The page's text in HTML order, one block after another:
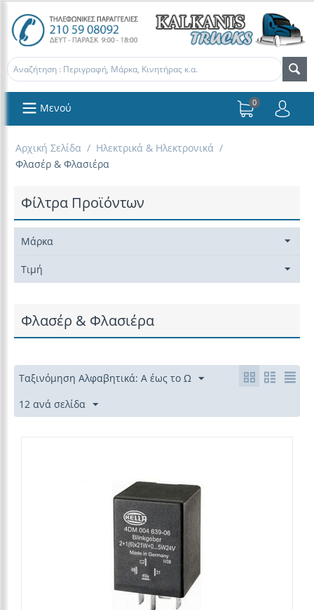
Μενού 0
Αρχική Σελίδα / Ηλεκτρικά & Ηλεκτρονικά /
Φλασέρ & Φλασιέρα
Φίλτρα Προϊόντων
Μάρκα
Τιμή
Φλασέρ & Φλασιέρα
Ταξινόμηση Αλφαβητικά: Α έως το Ω
12 ανά σελίδα